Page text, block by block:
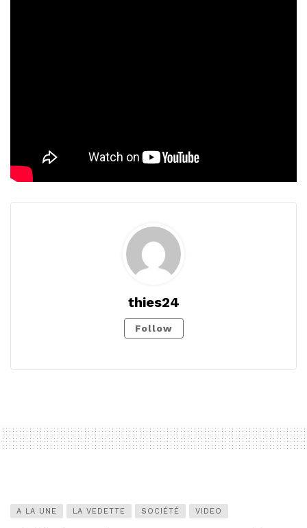
thies24
Follow
A LA UNE LA VEDETTE SOCIÉTÉ VIDEO